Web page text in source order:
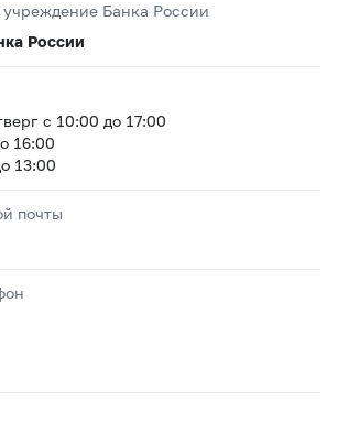
Банка России
России
с 10:00 до 17:00
16:00
13:00
почты